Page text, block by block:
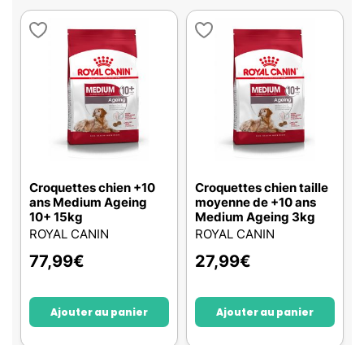
Croquettes chien +10
ans Medium Ageing
10+ 15kg
ROYAL CANIN
77,99€
Ajouter au panier
Croquettes chien taille
moyenne de +10 ans
Medium Ageing 3kg
ROYAL CANIN
27,99€
Ajouter au panier